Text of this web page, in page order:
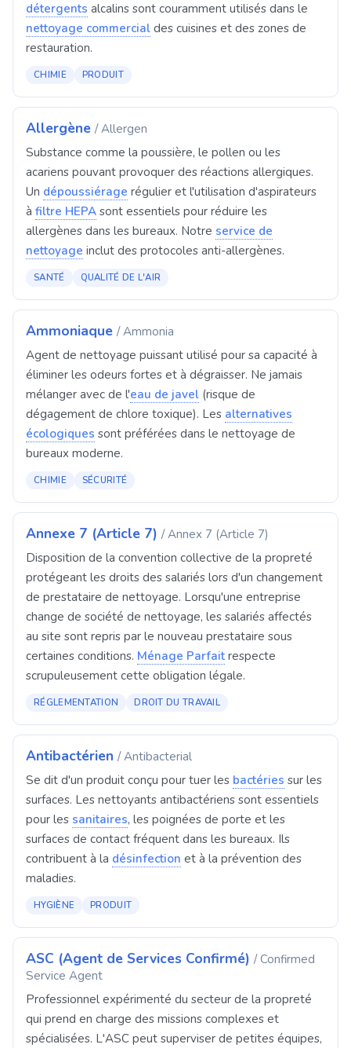
détergents alcalins sont couramment utilisés dans le
nettoyage commercial des cuisines et des zones de
restauration.
CHIMIE PRODUIT
Allergène / Allergen
Substance comme la poussière, le pollen ou les
acariens pouvant provoquer des réactions allergiques.
Un dépoussiérage régulier et l'utilisation d'aspirateurs
à filtre HEPA sont essentiels pour réduire les
allergènes dans les bureaux. Notre service de
nettoyage inclut des protocoles anti-allergènes.
SANTÉ QUALITÉ DE L'AIR
Ammoniaque / Ammonia
Agent de nettoyage puissant utilisé pour sa capacité à
éliminer les odeurs fortes et à dégraisser. Ne jamais
mélanger avec de l'eau de javel (risque de
dégagement de chlore toxique). Les alternatives
écologiques sont préférées dans le nettoyage de
bureaux moderne.
CHIMIE SÉCURITÉ
Annexe 7 (Article 7) / Annex 7 (Article 7)
Disposition de la convention collective de la propreté
protégeant les droits des salariés lors d'un changement
de prestataire de nettoyage. Lorsqu'une entreprise
change de société de nettoyage, les salariés affectés
au site sont repris par le nouveau prestataire sous
certaines conditions. Ménage Parfait respecte
scrupuleusement cette obligation légale.
RÉGLEMENTATION DROIT DU TRAVAIL
Antibactérien / Antibacterial
Se dit d'un produit conçu pour tuer les bactéries sur les
surfaces. Les nettoyants antibactériens sont essentiels
pour les sanitaires, les poignées de porte et les
surfaces de contact fréquent dans les bureaux. Ils
contribuent à la désinfection et à la prévention des
maladies.
HYGIÈNE PRODUIT
ASC (Agent de Services Confirmé) / Confirmed
Service Agent
Professionnel expérimenté du secteur de la propreté
qui prend en charge des missions complexes et
spécialisées. L'ASC peut superviser de petites équipes,